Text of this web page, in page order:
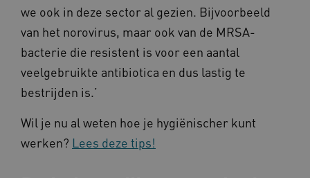
we ook in deze sector al gezien. Bijvoorbeeld
van het norovirus, maar ook van de MRSA-
bacterie die resistent is voor een aantal
veelgebruikte antibiotica en dus lastig te
bestrijden is.’
Wil je nu al weten hoe je hygiënischer kunt
werken? Lees deze tips!